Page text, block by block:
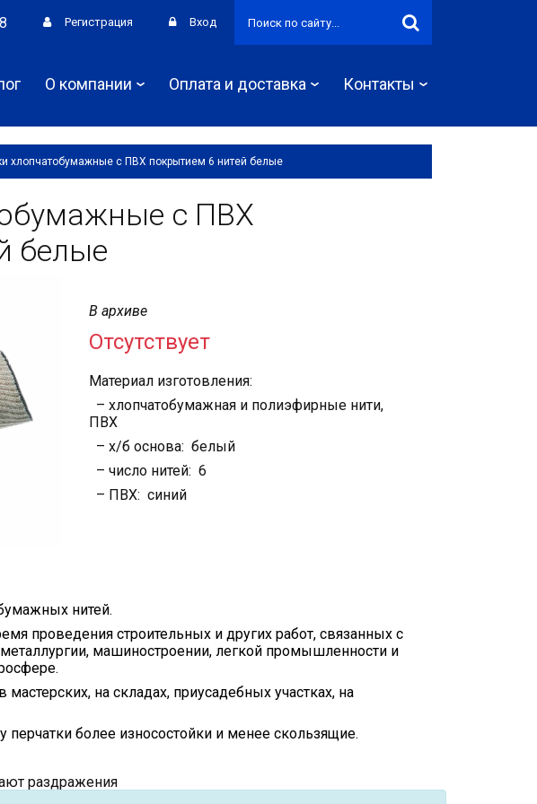
Регистрация Вход
О компании Оплата и доставка Контакты
хлопчатобумажные с ПВХ покрытием 6 нитей белые
с ПВХ
белые
В архиве
Отсутствует
Материал изготовления:
– хлопчатобумажная и полиэфирные нити,
ПВХ
– х/б основа: белый
– число нитей: 6
– ПВХ: синий
нитей.
проведения строительных и других работ, связанных с
машиностроении, легкой промышленности и
на складах, приусадебных участках, на
более износостойки и менее скользящие.
раздражения